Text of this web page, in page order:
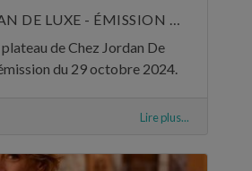
CHEZ JORDAN DE LUXE - ÉMISSION DU 29 OCTOBRE 2024
de Chez Jordan De
du 29 octobre 2024.
Lire plus...